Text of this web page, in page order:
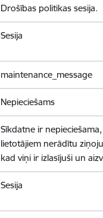
Drošības politikas sesija.
Sesija
maintenance_message
Nepieciešams
Sīkdatne ir
lietotājiem nerādītu
kad viņi ir izlasījuši un
Sesija